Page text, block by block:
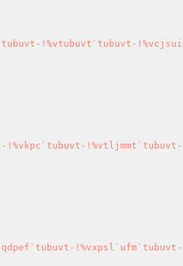
!%vtubuvt`tubuvt-
!%vkpc`tubuvt-
!%vxpsl`ufm`tubuvt-